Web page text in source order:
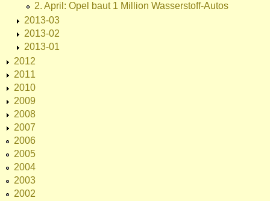
2. April: Opel baut 1 Million Wasserstoff-Autos
2013-03
2013-02
2013-01
2012
2011
2010
2009
2008
2007
2006
2005
2004
2003
2002